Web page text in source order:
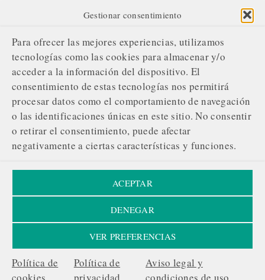
Gestionar consentimiento
Para ofrecer las mejores experiencias, utilizamos
tecnologías como las cookies para almacenar y/o
acceder a la información del dispositivo. El
consentimiento de estas tecnologías nos permitirá
procesar datos como el comportamiento de navegación
o las identificaciones únicas en este sitio. No consentir
o retirar el consentimiento, puede afectar
negativamente a ciertas características y funciones.
ACEPTAR
DENEGAR
VER PREFERENCIAS
Política de
Política de
Aviso legal y
¿Quiénes somos?
Nuestro compromiso editorial
Servicios de gestión publicitaria
Contacta con nosotros
¡ÚNETE A NUESTRA REVOLUCIÓN!
Aviso legal | Política de cookies | Privacidad